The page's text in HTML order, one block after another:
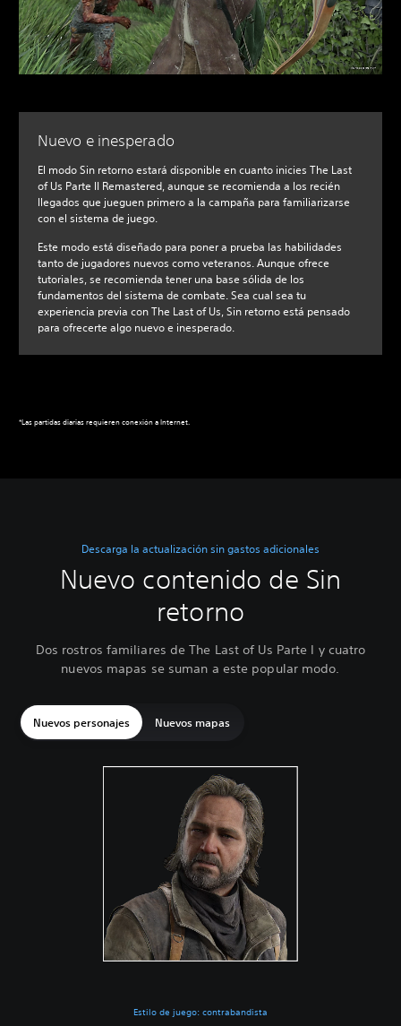
Nuevo e inesperado
El modo Sin retorno estará disponible en cuanto inicies The Last
of Us Parte II Remastered, aunque se recomienda a los recién
llegados que jueguen primero a la campaña para familiarizarse
con el sistema de juego.
Este modo está diseñado para poner a prueba las habilidades
tanto de jugadores nuevos como veteranos. Aunque ofrece
tutoriales, se recomienda tener una base sólida de los
fundamentos del sistema de combate. Sea cual sea tu
experiencia previa con The Last of Us, Sin retorno está pensado
para ofrecerte algo nuevo e inesperado.
*Las partidas diarias requieren conexión a Internet.
Descarga la actualización sin gastos adicionales
Nuevo contenido de Sin
retorno
Dos rostros familiares de The Last of Us Parte I y cuatro
nuevos mapas se suman a este popular modo.
Nuevos personajes Nuevos mapas
Estilo de juego: contrabandista